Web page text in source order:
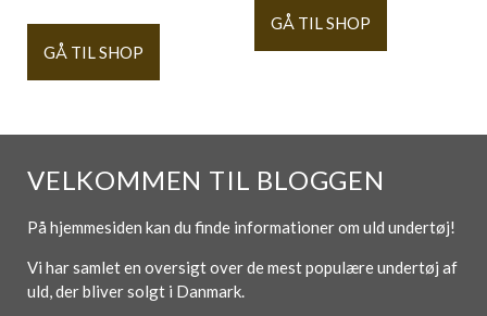
GÅ TIL SHOP
GÅ TIL SHOP
VELKOMMEN TIL BLOGGEN
På hjemmesiden kan du finde informationer om uld undertøj!
Vi har samlet en oversigt over de mest populære undertøj af
uld, der bliver solgt i Danmark.